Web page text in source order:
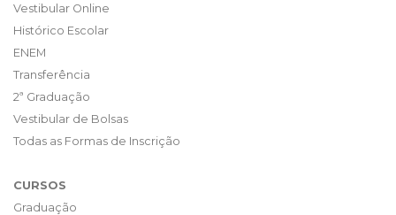
Vestibular Online
Histórico Escolar
ENEM
Transferência
2ª Graduação
Vestibular de Bolsas
Todas as Formas de Inscrição
CURSOS
Graduação